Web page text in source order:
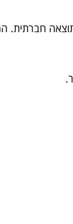
חברתית.